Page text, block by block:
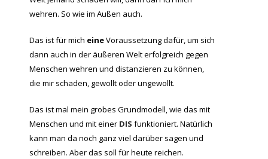
wehren. So wie im Außen auch.
Das ist für mich eineVoraussetzung dafür, um sich
dann auch in der äußeren Welt erfolgreich gegen
Menschen wehren und distanzieren zu können,
die mir schaden, gewollt oder ungewollt.
Das ist mal mein grobes Grundmodell, wie das mit
Menschen und mit einer DIS funktioniert. Natürlich
kann man da noch ganz viel darüber sagen und
schreiben. Aber das soll für heute reichen.